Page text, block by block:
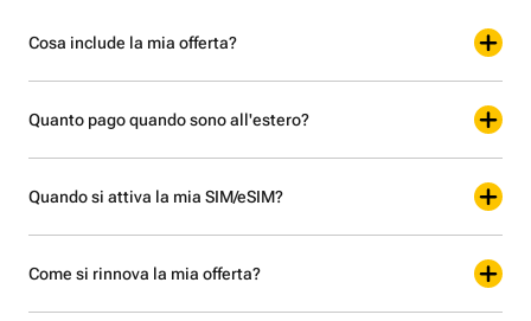
Cosa include la mia offerta?
Quanto pago quando sono all'estero?
Quando si attiva la mia SIM/eSIM?
Come si rinnova la mia offerta?